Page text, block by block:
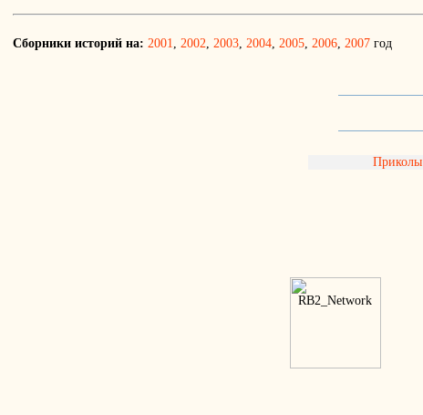
Сборники историй на: 2001, 2002, 2003, 2004, 2005, 2006, 2007 год
Приколы